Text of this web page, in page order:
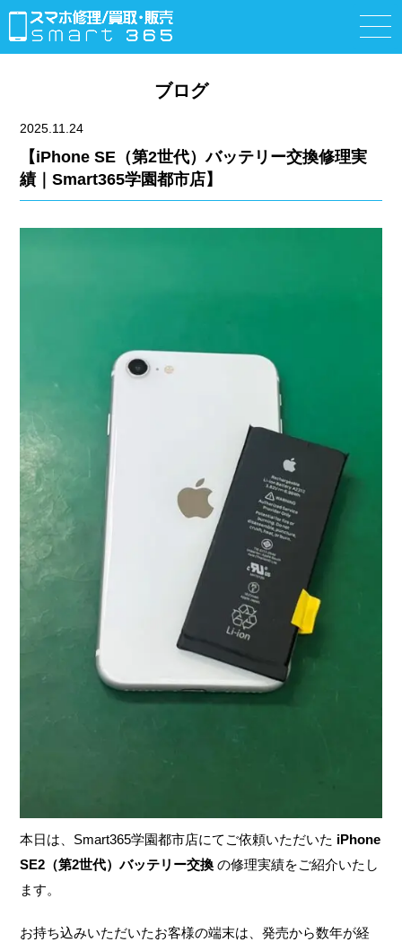
ブログ
2025.11.24
【iPhone SE（第2世代）バッテリー交換修理実
績｜Smart365学園都市店】
本日は、Smart365学園都市店にてご依頼いただいた iPhone
SE2（第2世代）バッテリー交換 の修理実績をご紹介いたし
ます。
お持ち込みいただいたお客様の端末は、発売から数年が経